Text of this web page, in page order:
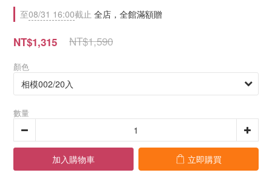
至08/31 16:00截止 全店，全館滿額贈
NT$1,590
NT$1,315
顏色
數量
加入購物車 立即購買